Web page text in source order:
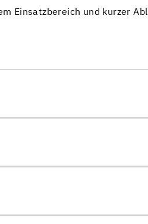
Einsatzbereich und kurzer